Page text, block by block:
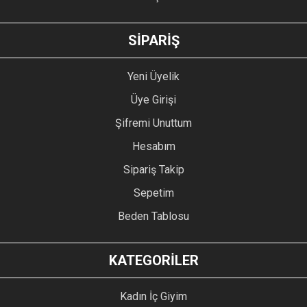
GÖNDER
SİPARİŞ
Yeni Üyelik
Üye Girişi
Şifremi Unuttum
Hesabım
Sipariş Takip
Sepetim
Beden Tablosu
KATEGORİLER
Kadın İç Giyim